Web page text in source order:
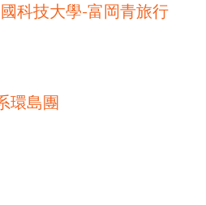
科技大學-富岡青旅行
環島團